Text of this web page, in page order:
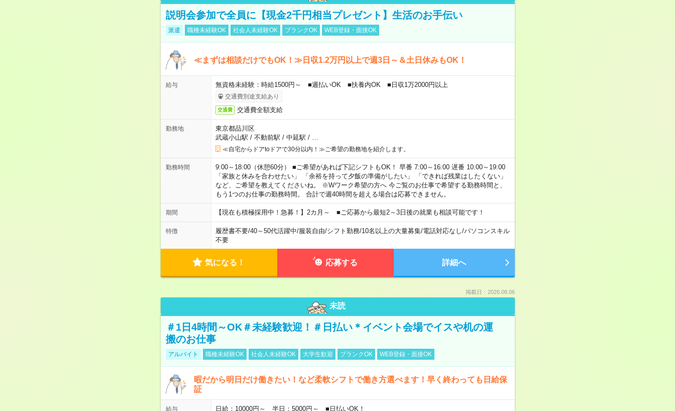
説明会参加で全員に【現金2千円相当プレゼント】生活のお手伝い
派遣 職種未経験OK 社会人未経験OK ブランクOK WEB登録・面接OK
≪まずは相談だけでもOK！≫日収1.2万円以上で週3日～＆土日休みもOK！
給与 無資格未経験：時給1500円～ ■週払いOK ■扶養内OK ■日収1万2000円以上
交通費別途支給あり
交通費 交通費全額支給
勤務地
東京都品川区
武蔵小山駅 / 不動前駅 / 中延駅 /
≪自宅からドアtoドアで30分以内！≫ご希望の勤務地を紹介します。
勤務時間
9:00～18:00（休憩60分） ■ご希望があれば下記シフトもOK！ 早番 7:00～16:00 遅番 10:00～19:00
「家族と休みを合わせたい」 「余裕を持って夕飯の準備がしたい」 「できれば残業はしたくない」
など、ご希望を教えてくださいね。 ※Wワーク希望の方へ 今ご覧のお仕事で希望する勤務時間と、
もう1つのお仕事の勤務時間。 合計で週40時間を超える場合は応募できません。
期間 【現在も積極採用中！急募！】2カ月～ ■ご応募から最短2～3日後の就業も相談可能です！
特徴 履歴書不要/40～50代活躍中/服装自由/シフト勤務/10名以上の大量募集/電話対応なし/パソコンスキル
不要
気になる！ 応募する 詳細へ
掲載日：2026.08.06
未読
＃1日4時間～OK＃未経験歓迎！＃日払い＊イベント会場でイスや机の運
搬のお仕事
アルバイト 職種未経験OK 社会人未経験OK 大学生歓迎 ブランクOK WEB登録・面接OK
暇だから明日だけ働きたい！など柔軟シフトで働き方選べます！早く終わっても日給保
証
給与 日給：10000円～ 半日：5000円～ ■日払いOK！